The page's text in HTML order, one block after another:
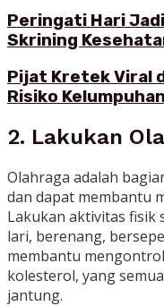
Peringati Hari Jadi
Skrining
Pijat Kretek Viral
Risiko
2. Lakukan
Olahraga adalah
dan dapat membantu
Lakukan aktivitas fisik
lari, berenang,
membantu
kolesterol, yang
jantung.